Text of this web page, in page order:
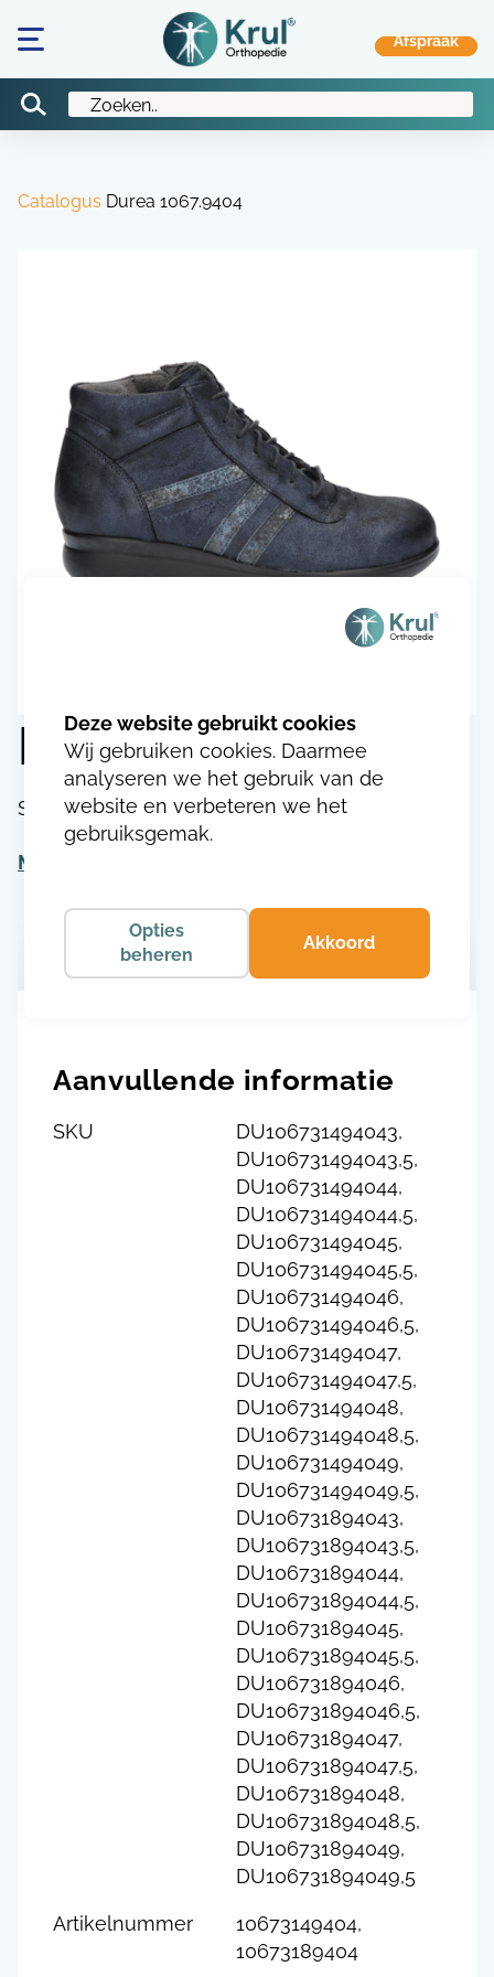
Catalogus Durea 1067.9404
Durea 1067.9404
SKU:DU106731494043
Meer informatie
Aanvullende informatie
SKU
DU106731494043,
DU106731494043,5,
DU106731494044,
DU106731494044,5,
DU106731494045,
DU106731494045,5,
DU106731494046,
DU106731494046,5,
DU106731494047,
DU106731494047,5,
DU106731494048,
DU106731494048,5,
DU106731494049,
DU106731494049,5,
DU106731894043,
DU106731894043,5,
DU106731894044,
DU106731894044,5,
DU106731894045,
DU106731894045,5,
DU106731894046,
DU106731894046,5,
DU106731894047,
DU106731894047,5,
DU106731894048,
DU106731894048,5,
DU106731894049,
DU106731894049,5
Artikelnummer
10673149404,
10673189404
Wij gebruiken cookies. Daarmee
analyseren we het gebruik van de
website en verbeteren we het
gebruiksgemak.
Opties
beheren
Akkoord